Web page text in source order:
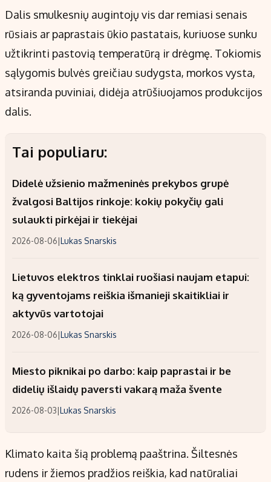
Dalis smulkesnių augintojų vis dar remiasi senais
rūsiais ar paprastais ūkio pastatais, kuriuose sunku
užtikrinti pastovią temperatūrą ir drėgmę. Tokiomis
sąlygomis bulvės greičiau sudygsta, morkos vysta,
atsiranda puviniai, didėja atrūšiuojamos produkcijos
dalis.
Tai populiaru:
Didelė užsienio mažmeninės prekybos grupė
žvalgosi Baltijos rinkoje: kokių pokyčių gali
sulaukti pirkėjai ir tiekėjai
2026-08-06|Lukas Snarskis
Lietuvos elektros tinklai ruošiasi naujam etapui:
ką gyventojams reiškia išmanieji skaitikliai ir
aktyvūs vartotojai
2026-08-06|Lukas Snarskis
Miesto piknikai po darbo: kaip paprastai ir be
didelių išlaidų paversti vakarą maža švente
2026-08-03|Lukas Snarskis
Klimato kaita šią problemą paaštrina. Šiltesnės
rudens ir žiemos pradžios reiškia, kad natūraliai